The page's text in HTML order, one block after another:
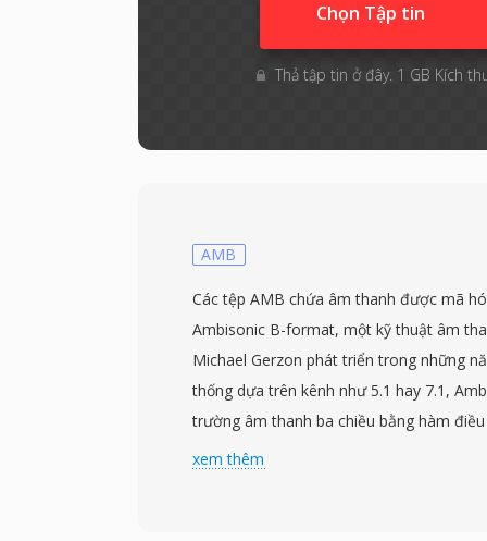
Chọn Tập tin
Thả tập tin ở đây. 1 GB Kích
AMB
Các tệp AMB chứa âm thanh được mã
Ambisonic B-format, một kỹ thuật âm
Michael Gerzon phát triển trong những
thống dựa trên kênh như 5.1 hay 7.1,
trường âm thanh ba chiều bằng hàm
bậc một gồm bốn kênh: W (đẳng hướng),
xem thêm